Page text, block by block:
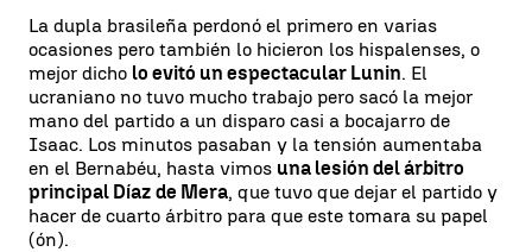
La dupla brasileña perdonó el primero en varias
ocasiones pero también lo hicieron los hispalenses, o
mejor dicho lo evitó un espectacular Lunin. El
ucraniano no tuvo mucho trabajo pero sacó la mejor
mano del partido a un disparo casi a bocajarro de
Isaac. Los minutos pasaban y la tensión aumentaba
en el Bernabéu, hasta vimos una lesión del árbitro
principal Díaz de Mera, que tuvo que dejar el partido y
hacer de cuarto árbitro para que este tomara su papel
(ón).